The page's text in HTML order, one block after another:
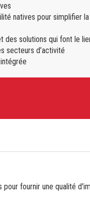
natives pour simplifier
des solutions qui font le
secteurs d’activité
fournir une qualité